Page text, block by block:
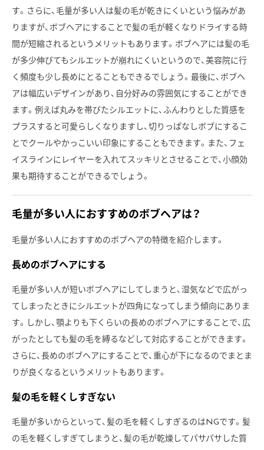
す。さらに、毛量が多い人は髪の毛が乾きにくいという悩みがあ
りますが、ボブヘアにすることで髪の毛が軽くなりドライする時
間が短縮されるというメリットもあります。ボブヘアには髪の毛
が多少伸びてもシルエットが崩れにくいというので、美容院に行
く頻度も少し長めにとることもできるでしょう。最後に、ボブヘ
アは幅広いデザインがあり、自分好みの雰囲気にすることができ
ます。例えば丸みを帯びたシルエットに、ふんわりとした質感を
プラスすると可愛らしくなりますし、切りっぱなしボブにするこ
とでクールやかっこいい印象にすることもできます。また、フェ
イスラインにレイヤーを入れてスッキリとさせることで、小顔効
果も期待することができるでしょう。
毛量が多い人におすすめのボブヘアは？
毛量が多い人におすすめのボブヘアの特徴を紹介します。
長めのボブヘアにする
毛量が多い人が短いボブヘアにしてしまうと、湿気などで広がっ
てしまったときにシルエットが四角になってしまう傾向にありま
す。しかし、顎よりも下くらいの長めのボブヘアにすることで、広
がったとしても髪の毛を縛るなどして対応することができます。
さらに、長めのボブヘアにすることで、重心が下になるのでまとま
りが良くなるというメリットもあります。
髪の毛を軽くしすぎない
毛量が多いからといって、髪の毛を軽くしすぎるのはNGです。髪
の毛を軽くしすぎてしまうと、髪の毛が乾燥してパサパサした質